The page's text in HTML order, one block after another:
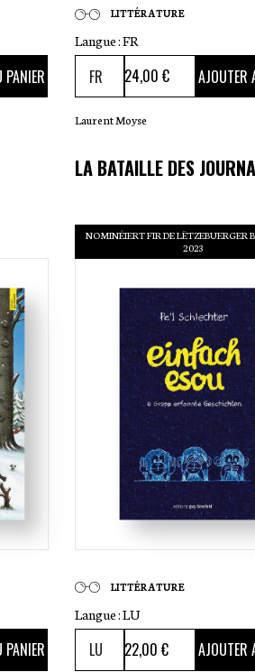
PANIER
LITTÉRATURE
Langue :FR
24,00 € AJOUTER
Laurent Moyse
LA BATAILLE DES
PANIER
NOMINÉIERT FIR DE LËTZEBUERGER
2023
LITTÉRATURE
Langue :LU
22,00 € AJOUTER